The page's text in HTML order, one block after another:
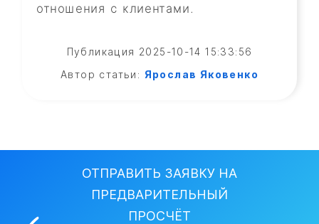
отношения с клиентами.
Публикация 2025-10-14 15:33:56
Автор статьи: Ярослав Яковенко
ОТПРАВИТЬ ЗАЯВКУ НА
ПРЕДВАРИТЕЛЬНЫЙ
ПРОСЧЁТ